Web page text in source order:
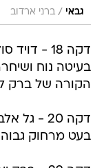
גבאי / ברני ארדוב
דקה 18 -
הקורה של ברק
דקה 20 -
בעט מרחוק